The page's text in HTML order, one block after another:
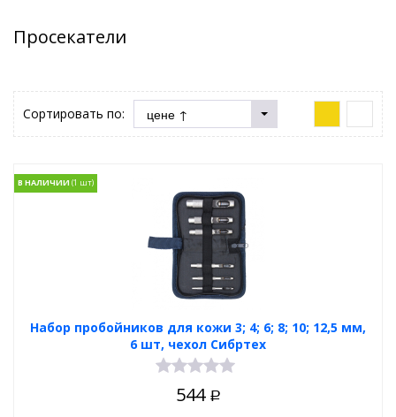
Просекатели
Сортировать по:
Набор пробойников для кожи 3; 4; 6; 8; 10; 12,5 мм,
6 шт, чехол Сибртех
В НАЛИЧИИ
544 Р